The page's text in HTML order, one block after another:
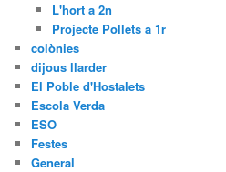
L'hort a 2n
Projecte Pollets a 1r
colònies
dijous llarder
El Poble d'Hostalets
Escola Verda
ESO
Festes
General